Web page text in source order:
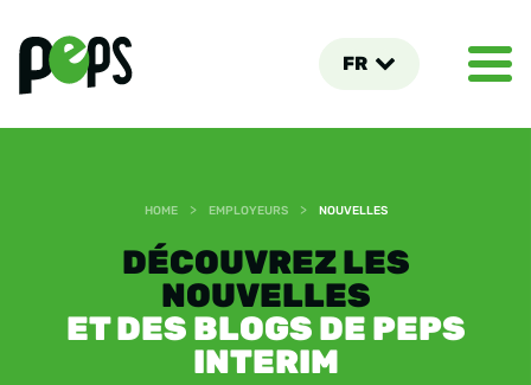
FR
HOME > EMPLOYEURS > NOUVELLES
DÉCOUVREZ LES
NOUVELLES
ET DES BLOGS DE PEPS
INTERIM